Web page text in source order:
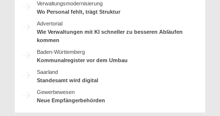
Verwaltungsmodernisierung
Wo Personal fehlt, trägt Struktur
Advertorial
Wie Verwaltungen mit KI schneller zu besseren Abläufen
kommen
Baden-Württemberg
Kommunalregister vor dem Umbau
Saarland
Standesamt wird digital
Gewerbewesen
Neue Empfängerbehörden